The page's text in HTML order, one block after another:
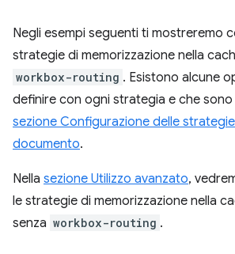
Negli esempi seguenti ti mostreremo
strategie di memorizzazione nella
workbox-routing . Esistono alcune
definire con ogni strategia e che
sezione Configurazione delle
documento.
Nella sezione Utilizzo avanzato,
le strategie di memorizzazione nella
senza workbox-routing .